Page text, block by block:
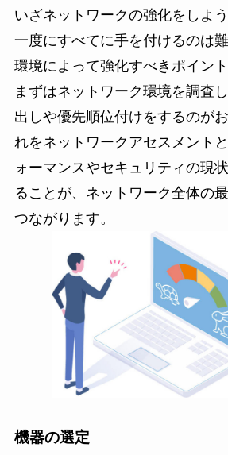
いざネットワークの強化をしよ
一度にすべてに手を付けるのは
環境によって強化すべきポイン
まずはネットワーク環境を調査
出しや優先順位付けをするのが
れをネットワークアセスメント
ォーマンスやセキュリティの現
ることが、ネットワーク全体の
つながります。
機器の選定